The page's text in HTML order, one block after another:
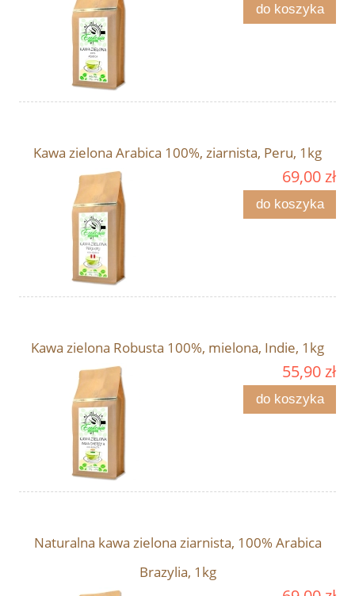
do koszyka
Kawa zielona Arabica 100%, ziarnista, Peru, 1kg
69,00 zł
do koszyka
Kawa zielona Robusta 100%, mielona, Indie, 1kg
55,90 zł
do koszyka
Naturalna kawa zielona ziarnista, 100% Arabica
Brazylia, 1kg